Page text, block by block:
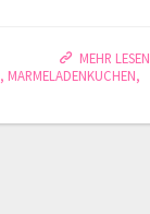
MEHR LESEN
, MARMELADENKUCHEN,